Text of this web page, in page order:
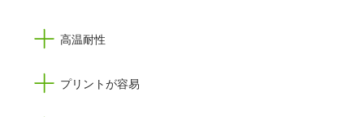
高温耐性
プリントが容易